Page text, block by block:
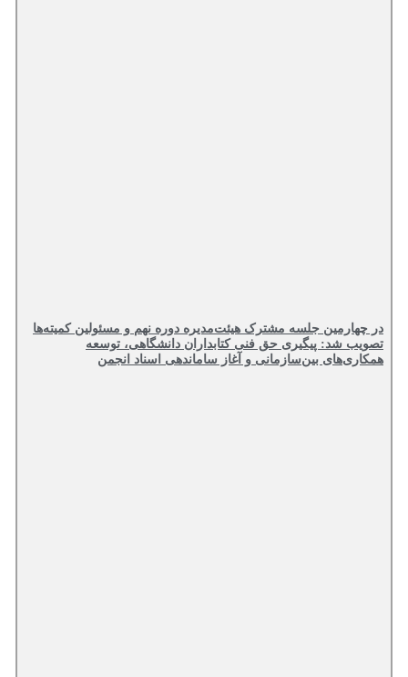
در چهارمین جلسه مشترک هیئت‌مدیره دوره نهم و مسئولین کمیته‌ها
تصویب شد: پیگیری حق فنی کتابداران دانشگاهی، توسعه
همکاری‌های بین‌سازمانی و آغاز ساماندهی اسناد انجمن